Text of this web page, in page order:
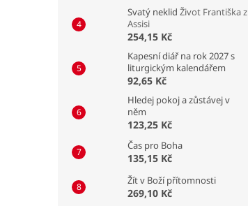
Svatý neklid Život Františka z
Assisi
254,15 Kč
Kapesní diář na rok 2027 s
liturgickým kalendářem
92,65 Kč
Hledej pokoj a zůstávej v
něm
123,25 Kč
Čas pro Boha
135,15 Kč
Žít v Boží přítomnosti
269,10 Kč